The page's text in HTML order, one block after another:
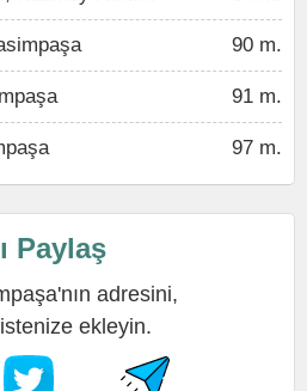
90 m.
91 m.
97 m.
Paylaş
adresini,
ekleyin.